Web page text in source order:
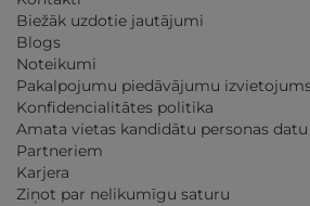
Biežāk uzdotie jautājumi
Blogs
Noteikumi
Pakalpojumu piedāvājumu
Konfidencialitātes politika
Amata vietas kandidātu personas
Partneriem
Karjera
Ziņot par nelikumīgu saturu